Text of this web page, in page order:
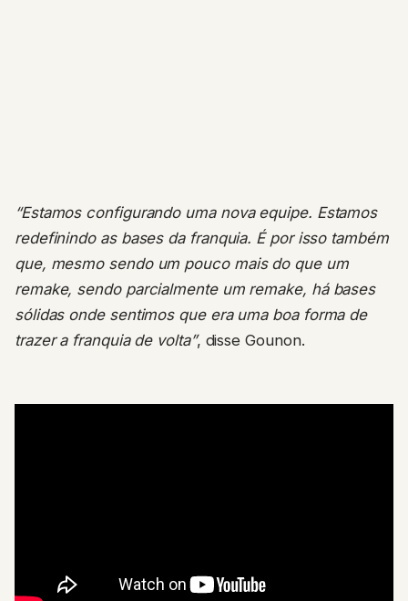
“Estamos configurando uma nova equipe. Estamos
redefinindo as bases da franquia. É por isso também
que, mesmo sendo um pouco mais do que um
remake, sendo parcialmente um remake, há bases
sólidas onde sentimos que era uma boa forma de
trazer a franquia de volta”, disse Gounon.